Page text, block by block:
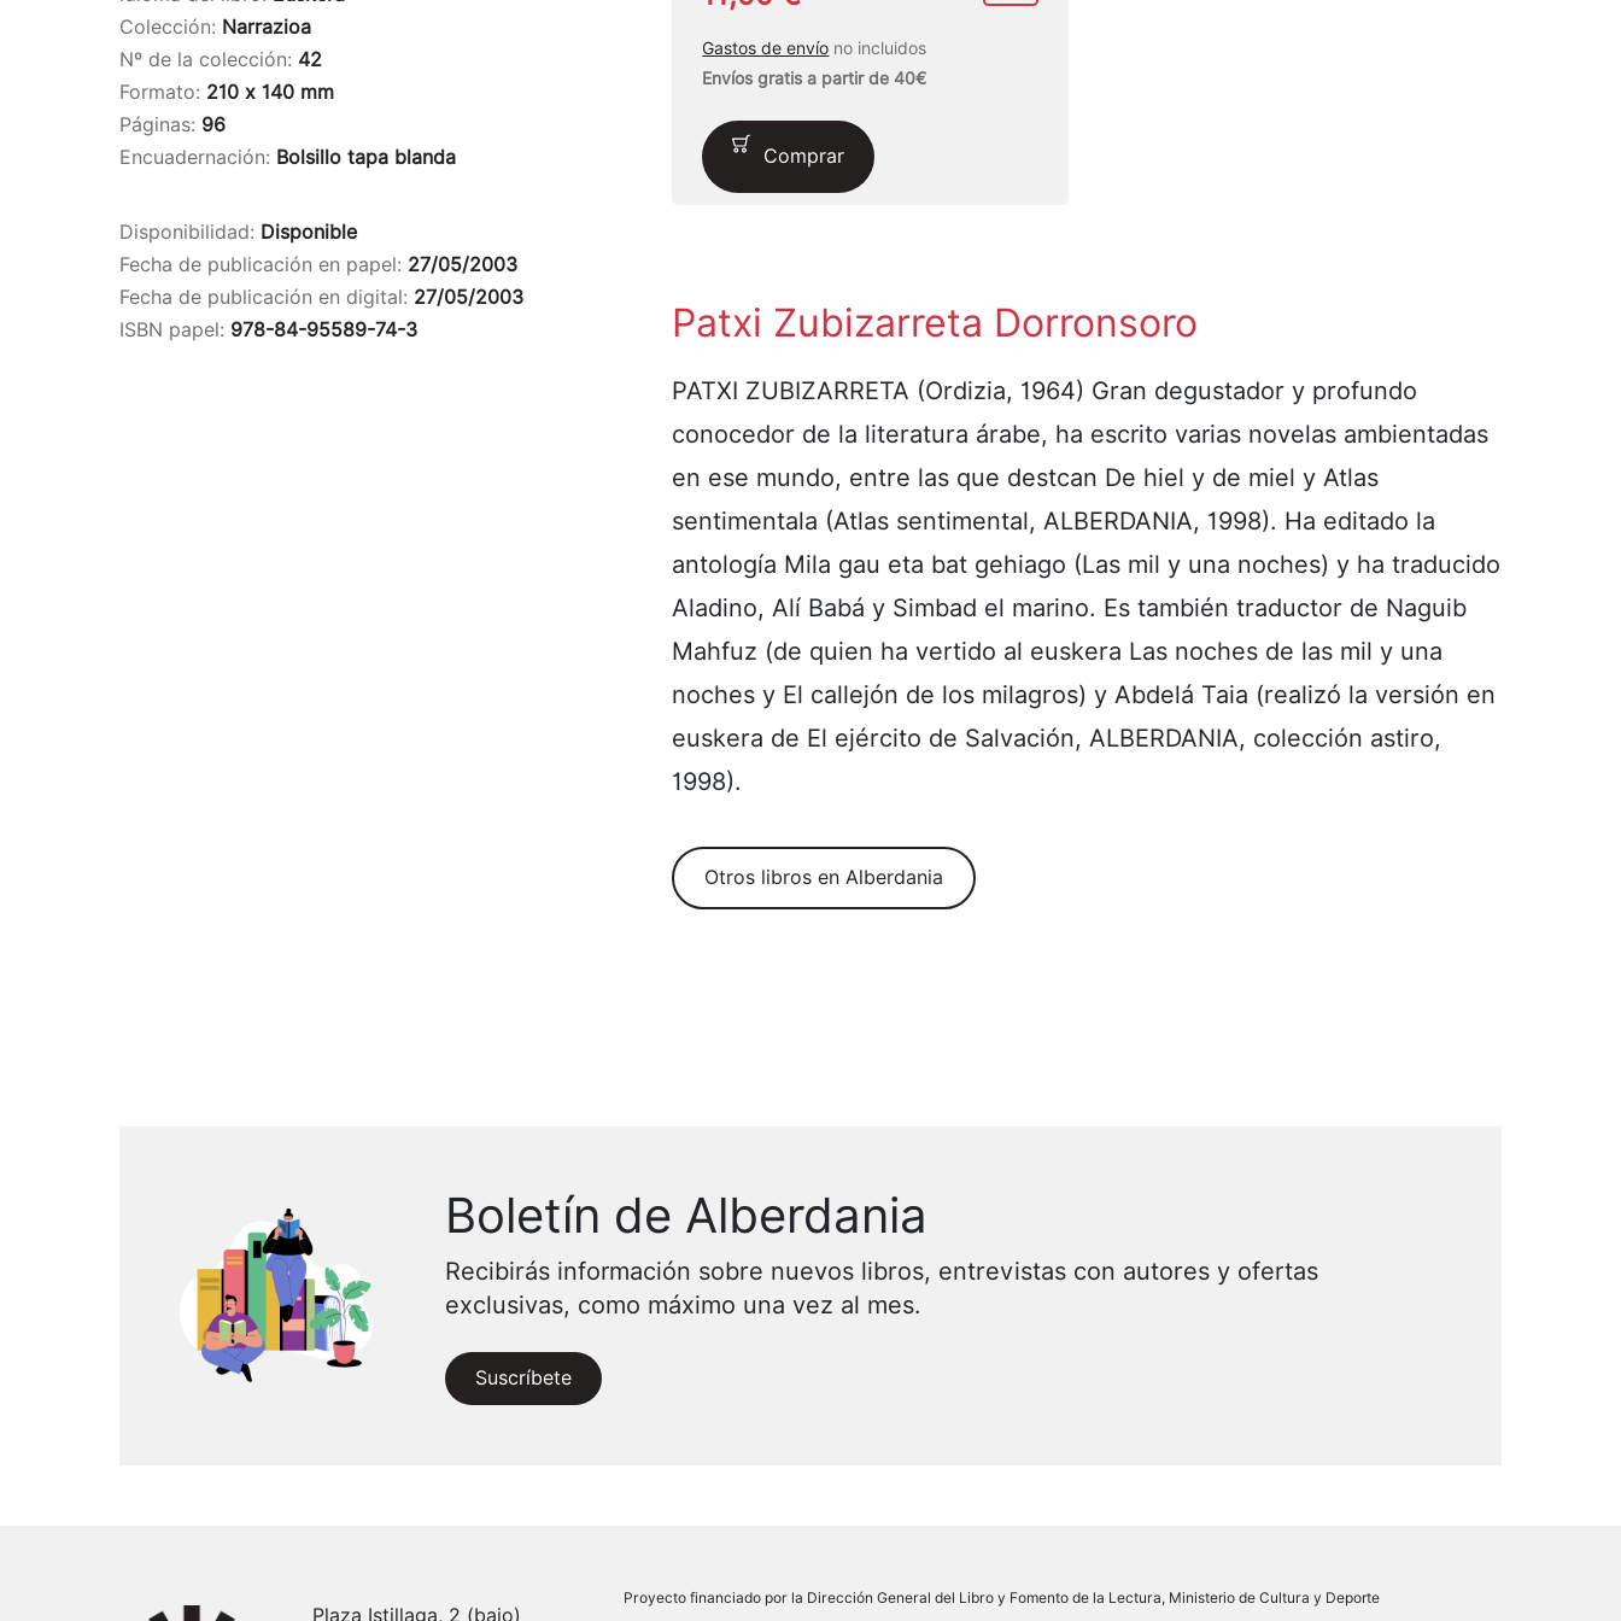
Colección: Narrazioa
Nº de la colección: 42
Formato: 210 x 140 mm
Páginas: 96
Encuadernación: Bolsillo tapa blanda
Disponibilidad: Disponible
Fecha de publicación en papel: 27/05/2003
Fecha de publicación en digital: 27/05/2003
ISBN papel: 978-84-95589-74-3
Gastos de envío no incluidos
Envíos gratis a partir de 40€
Comprar
Patxi Zubizarreta Dorronsoro
PATXI ZUBIZARRETA (Ordizia, 1964) Gran degustador y profundo
conocedor de la literatura árabe, ha escrito varias novelas ambientadas
en ese mundo, entre las que destcan De hiel y de miel y Atlas
sentimentala (Atlas sentimental, ALBERDANIA, 1998). Ha editado la
antología Mila gau eta bat gehiago (Las mil y una noches) y ha traducido
Aladino, Alí Babá y Simbad el marino. Es también traductor de Naguib
Mahfuz (de quien ha vertido al euskera Las noches de las mil y una
noches y El callejón de los milagros) y Abdelá Taia (realizó la versión en
euskera de El ejército de Salvación, ALBERDANIA, colección astiro,
1998).
Otros libros en Alberdania
Boletín de Alberdania
Recibirás información sobre nuevos libros, entrevistas con autores y ofertas
exclusivas, como máximo una vez al mes.
Suscríbete
Plaza Istillaga, 2 (bajo)
Proyecto financiado por la Dirección General del Libro y Fomento de la Lectura, Ministerio de Cultura y Deporte